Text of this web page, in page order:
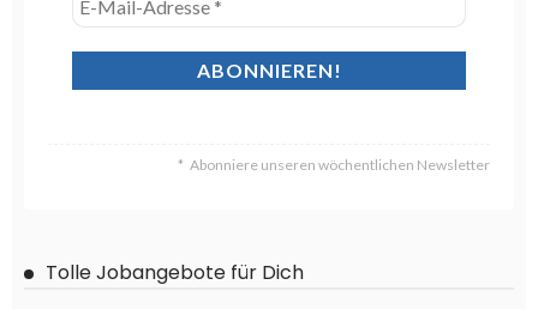
Abonniere unseren wöchentlichen Newsletter
Tolle Jobangebote für Dich